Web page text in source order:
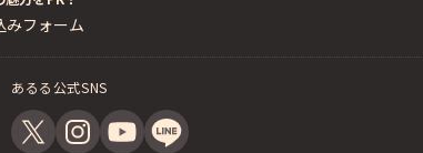
みフォーム
あるる公式SNS